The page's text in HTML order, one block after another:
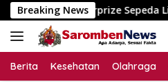
Langsung
ke
konten
Breaking News
Doorprize Sepeda Listrik
Berita Kesehatan Olahraga